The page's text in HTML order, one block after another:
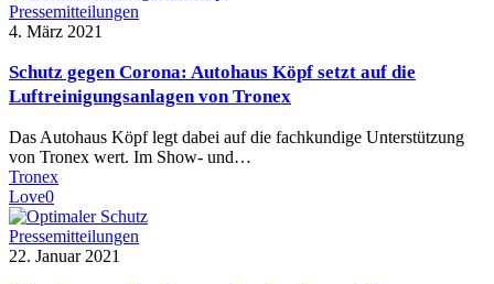
Pressemitteilungen
4. März 2021
Schutz gegen Corona: Autohaus Köpf setzt auf die
Luftreinigungsanlagen von Tronex
Das Autohaus Köpf legt dabei auf die fachkundige Unterstützung
von Tronex wert. Im Show- und…
Tronex
Love0
Pressemitteilungen
22. Januar 2021